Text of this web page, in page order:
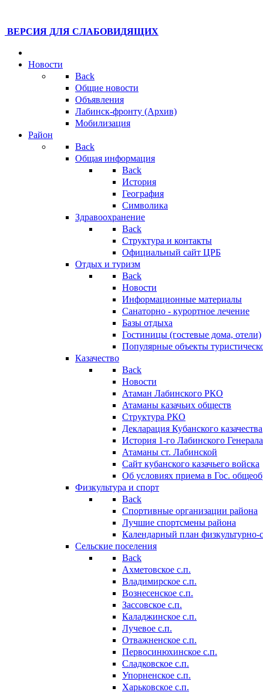
ВЕРСИЯ ДЛЯ СЛАБОВИДЯЩИХ
Новости
Back
Общие новости
Объявления
Лабинск-фронту (Архив)
Мобилизация
Район
Back
Общая информация
Back
История
География
Символика
Здравоохранение
Back
Структура и контакты
Официальный сайт ЦРБ
Отдых и туризм
Back
Новости
Информационные материалы
Санаторно - курортное лечение
Базы отдыха
Гостиницы (гостевые дома, отели)
Популярные объекты
Казачество
Back
Новости
Атаман Лабинского РКО
Атаманы казачьих обществ
Структура РКО
Декларация Кубанского казачества
История 1-го Лабинского
Атаманы ст. Лабинской
Cайт кубанского казачьего войска
Об условиях приема в Гос.
Физкультура и спорт
Back
Спортивные организации района
Лучшие спортсмены района
Календарный план
Сельские поселения
Back
Ахметовское с.п.
Владимирское с.п.
Вознесенское с.п.
Зассовское с.п.
Каладжинское с.п.
Лучевое с.п.
Отважненское с.п.
Первосинюхинское с.п.
Сладковское с.п.
Упорненское с.п.
Харьковское с.п.